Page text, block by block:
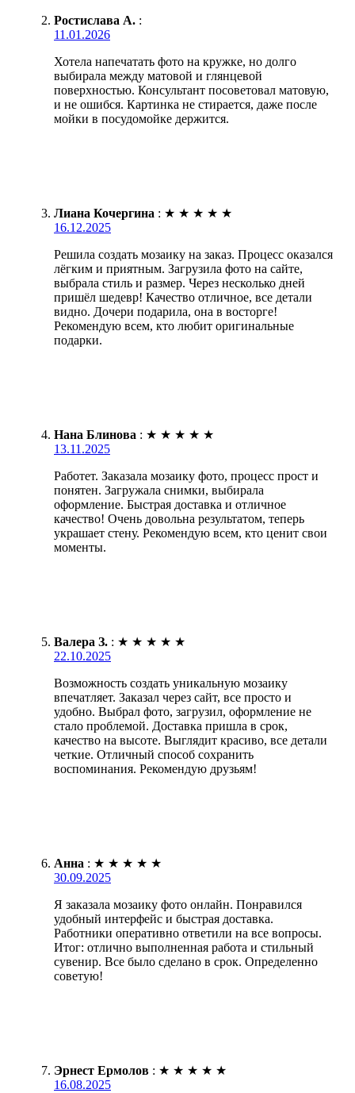
Ростислава А. :
11.01.2026
Хотела напечатать фото на кружке, но долго
выбирала между матовой и глянцевой
поверхностью. Консультант посоветовал матовую,
и не ошибся. Картинка не стирается, даже после
мойки в посудомойке держится.
Лиана Кочергина : ★ ★ ★ ★ ★
16.12.2025
Решила создать мозаику на заказ. Процесс оказался
лёгким и приятным. Загрузила фото на сайте,
выбрала стиль и размер. Через несколько дней
пришёл шедевр! Качество отличное, все детали
видно. Дочери подарила, она в восторге!
Рекомендую всем, кто любит оригинальные
подарки.
Нана Блинова : ★ ★ ★ ★ ★
13.11.2025
Работет. Заказала мозаику фото, процесс прост и
понятен. Загружала снимки, выбирала
оформление. Быстрая доставка и отличное
качество! Очень довольна результатом, теперь
украшает стену. Рекомендую всем, кто ценит свои
моменты.
Валера З. : ★ ★ ★ ★ ★
22.10.2025
Возможность создать уникальную мозаику
впечатляет. Заказал через сайт, все просто и
удобно. Выбрал фото, загрузил, оформление не
стало проблемой. Доставка пришла в срок,
качество на высоте. Выглядит красиво, все детали
четкие. Отличный способ сохранить
воспоминания. Рекомендую друзьям!
Анна : ★ ★ ★ ★ ★
30.09.2025
Я заказала мозаику фото онлайн. Понравился
удобный интерфейс и быстрая доставка.
Работники оперативно ответили на все вопросы.
Итог: отлично выполненная работа и стильный
сувенир. Все было сделано в срок. Определенно
советую!
Эрнест Ермолов : ★ ★ ★ ★ ★
16.08.2025